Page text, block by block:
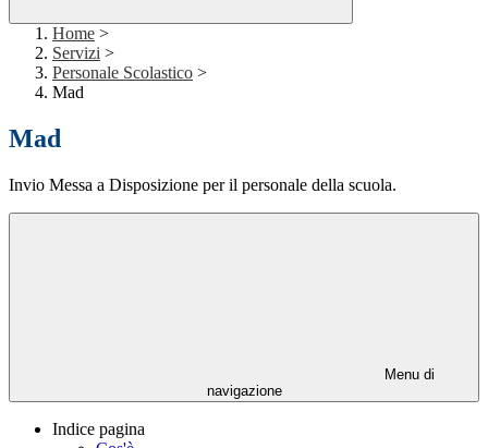
Home >
Servizi >
Personale Scolastico >
Mad
Mad
Invio Messa a Disposizione per il personale della scuola.
Menu di
navigazione
Indice pagina